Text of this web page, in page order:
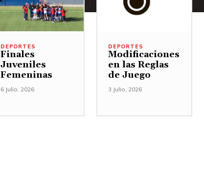
DEPORTES
Finales
Juveniles
Femeninas
6 Julio, 2026
DEPORTES
Modificaciones
en las Reglas
de Juego
3 Julio, 2026